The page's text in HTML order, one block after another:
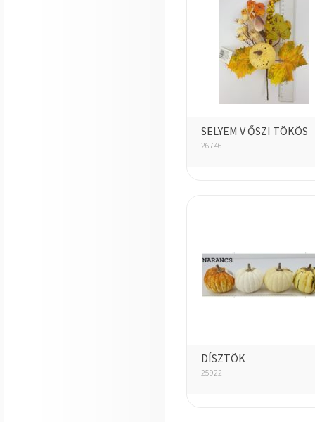
SELYEM V ŐSZI TÖKÖS
26746
DÍSZTÖK
25922